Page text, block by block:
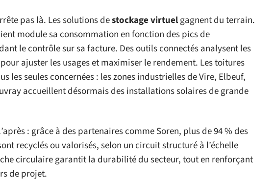
pas là. Les solutions destockage virtuelgagnent du terrain.
module sa consommation en fonction des pics de
le contrôle sur sa facture. Des outils connectés analysent les
ajuster les usages et maximiser le rendement. Les toitures
les seules concernées : les zones industrielles de Vire, Elbeuf,
accueillent désormais des installations solaires de grande
: grâce à des partenaires comme Soren, plus de 94 % des
recyclés ou valorisés, selon un circuit structuré à l’échelle
circulaire garantit la durabilité du secteur, tout en renforçant
de projet.